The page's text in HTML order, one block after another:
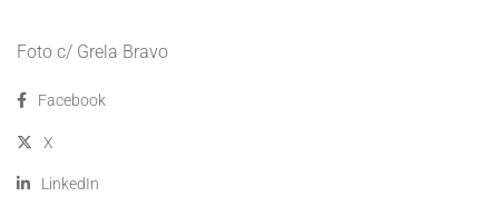
Foto c/ Grela Bravo
Facebook
X
LinkedIn